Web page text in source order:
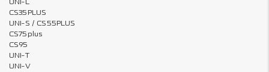
UNI-L
CS35PLUS
UNI-S / CS55PLUS
CS75plus
CS95
UNI-T
UNI-V